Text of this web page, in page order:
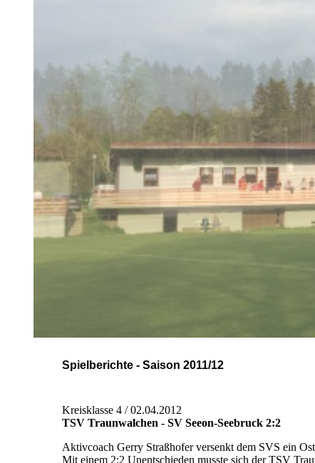
Spielberichte - Saison 2011/12
Kreisklasse 4 / 02.04.2012
TSV Traunwalchen - SV Seeon-Seebruck 2:2
Aktivcoach Gerry Straßhofer versenkt dem SVS ein
Mit einem 2:2 Unentschieden musste sich der TSV